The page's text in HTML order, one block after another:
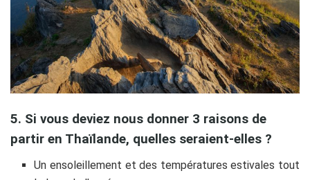
5. Si vous deviez nous donner 3 raisons de
partir en Thaïlande, quelles seraient-elles ?
Un ensoleillement et des températures estivales tout